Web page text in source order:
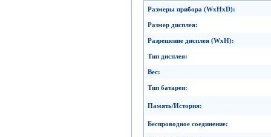
Размеры прибора (WxHxD):
Размер дисплея:
Разрешение дисплея (WxH):
Тип дисплея:
Вес:
Тип батареи:
Память/История:
Беспроводное соединение: